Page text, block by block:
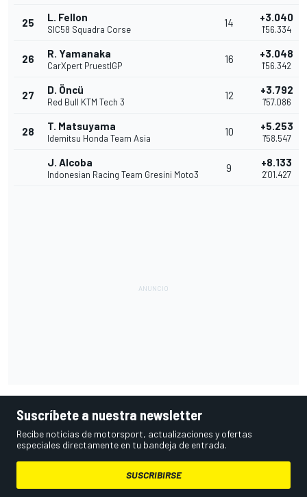
25 L. Fellon
SIC58 Squadra Corse
14 +3.040
1'56.334
26 R. Yamanaka
CarXpert PruestlGP
16 +3.048
1'56.342
27 D. Öncü
Red Bull KTM Tech 3
12 +3.792
1'57.086
28 T. Matsuyama
Idemitsu Honda Team Asia
10 +5.253
1'58.547
J. Alcoba
Indonesian Racing Team Gresini Moto3
9 +8.133
2'01.427
Suscríbete a nuestra newsletter
Recibe noticias de motorsport, actualizaciones y ofertas
especiales directamente en tu bandeja de entrada.
SUSCRIBIRSE